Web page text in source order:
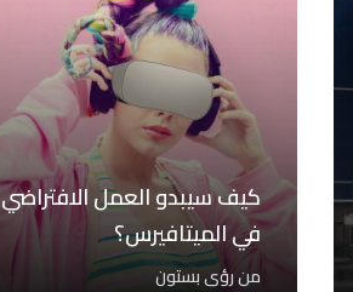
كيف سيبدو العمل الافتراضي
في الميتافيرس؟
منرؤى بستون